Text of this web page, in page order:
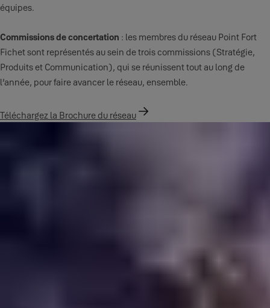
équipes.
Commissions de concertation : les membres du réseau Point Fort
Fichet sont représentés au sein de trois commissions (Stratégie,
Produits et Communication), qui se réunissent tout au long de
l’année, pour faire avancer le réseau, ensemble.
Téléchargez la Brochure du réseau